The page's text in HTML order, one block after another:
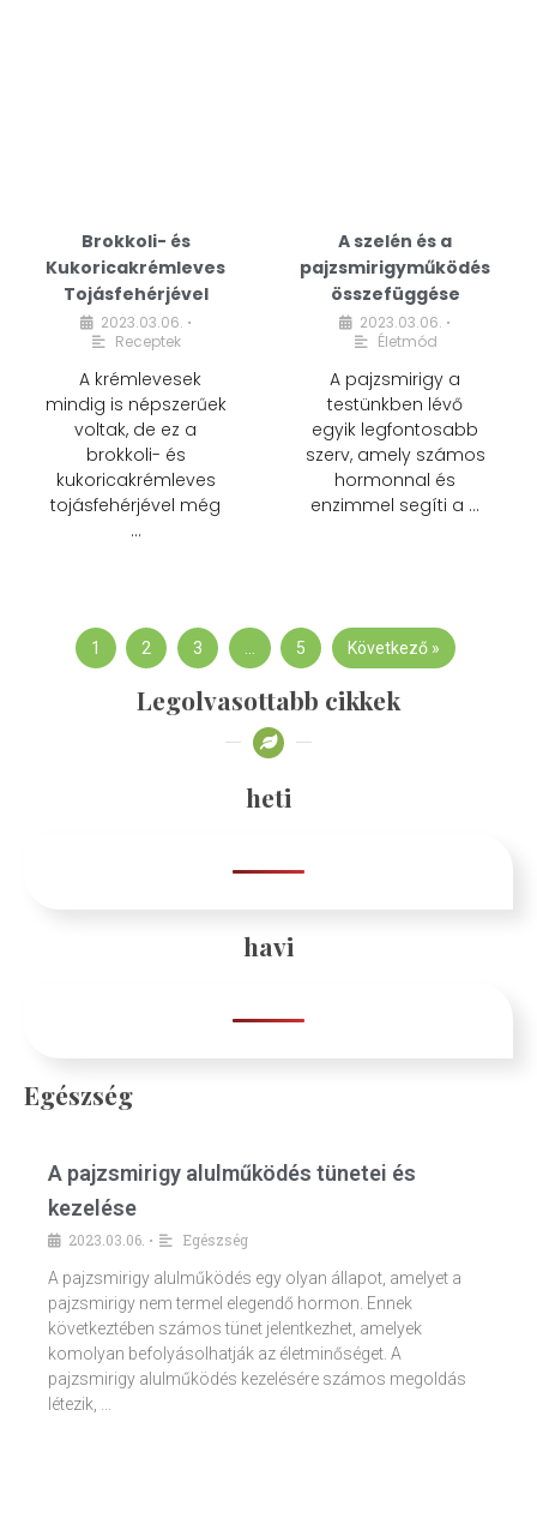
Brokkoli- és
Kukoricakrémleves
Tojásfehérjével
2023.03.06. •
Receptek
A krémlevesek
mindig is népszerűek
voltak, de ez a
brokkoli- és
kukoricakrémleves
tojásfehérjével még
…
A szelén és a
pajzsmirigyműködés
összefüggése
2023.03.06. •
Életmód
A pajzsmirigy a
testünkben lévő
egyik legfontosabb
szerv, amely számos
hormonnal és
enzimmel segíti a …
1 2 3 … 5 Következő »
Legolvasottabb cikkek
heti
havi
Egészség
A pajzsmirigy alulműködés tünetei és
kezelése
2023.03.06. •
Egészség
A pajzsmirigy alulműködés egy olyan állapot, amelyet a
pajzsmirigy nem termel elegendő hormon. Ennek
következtében számos tünet jelentkezhet, amelyek
komolyan befolyásolhatják az életminőséget. A
pajzsmirigy alulműködés kezelésére számos megoldás
létezik, …